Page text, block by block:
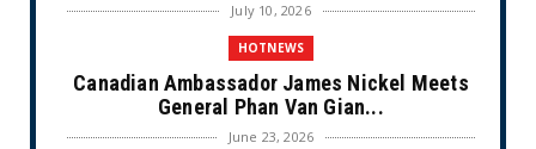
July 10, 2026
HOTNEWS
Canadian Ambassador James Nickel Meets
General Phan Van Gian...
June 23, 2026